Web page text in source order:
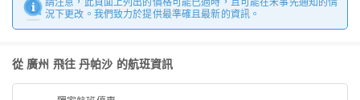
請注意，此頁面上列出的價格可能已過時，且可能在未事先通知的情
況下更改。我們致力於提供最準確且最新的資訊。
從 廣州 飛往 丹帕沙 的航班資訊